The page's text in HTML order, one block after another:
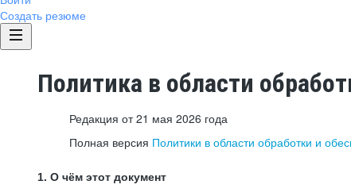
Создать резюме
Политика в области
Редакция от 21 мая 2026 года
Полная версия Политики в области обработки и
1. О чём этот документ